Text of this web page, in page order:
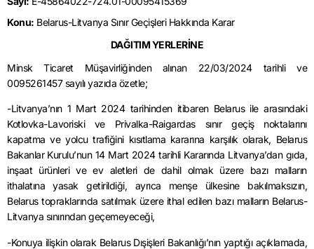
Konu: Belarus-Litvanya Sınır Geçişleri Hakkında Karar
DAĞITIM YERLERİNE
Minsk Ticaret Müşavirliğinden alınan 22/03/2024 tarihli ve
0095261457 sayılı yazıda özetle;
-Litvanya’nın 1 Mart 2024 tarihinden itibaren Belarus ile arasındaki
Kotlovka-Lavoriski ve Privalka-Raigardas sınır geçiş noktalarını
kapatma ve yolcu trafiğini kısıtlama kararına karşılık olarak, Belarus
Bakanlar Kurulu’nun 14 Mart 2024 tarihli Kararında Litvanya’dan gıda,
inşaat ürünleri ve ev aletleri de dahil olmak üzere bazı malların
ithalatına yasak getirildiği, ayrıca menşe ülkesine bakılmaksızın,
Belarus topraklarında satılmak üzere ithal edilen bazı malların Belarus-
Litvanya sınırından geçemeyeceği,
-Konuya ilişkin olarak Belarus Dışişleri Bakanlığı’nın yaptığı açıklamada,